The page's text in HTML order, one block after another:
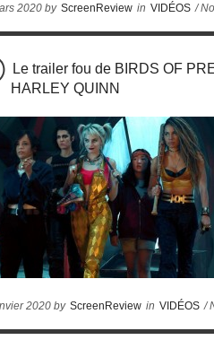
2020 by ScreenReview in VIDÉOS /
Le trailer fou de BIRDS OF
HARLEY QUINN
2020 by ScreenReview in VIDÉOS /